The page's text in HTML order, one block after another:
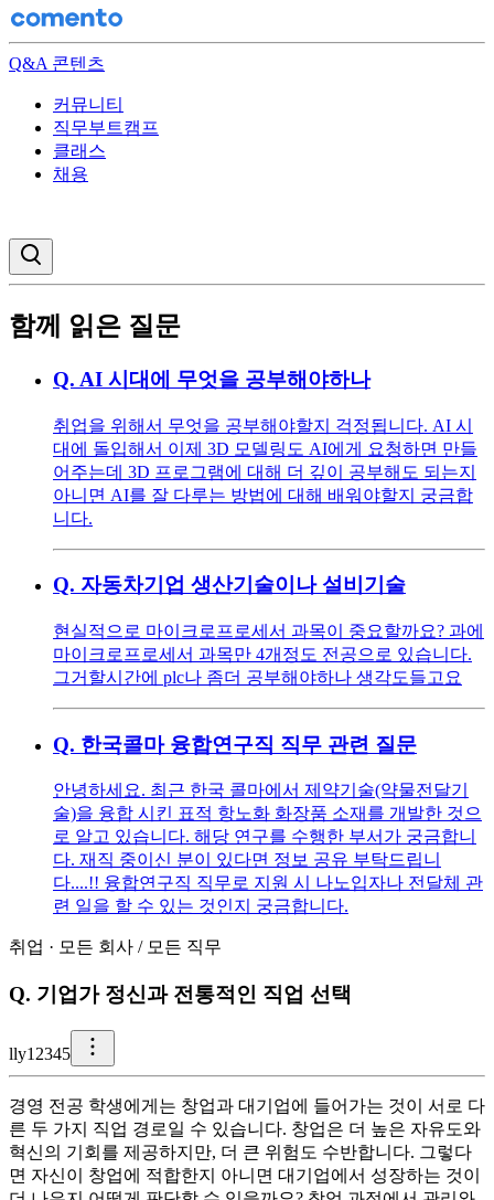
Q&A 콘텐츠
커뮤니티
직무부트캠프
클래스
채용
함께 읽은 질문
Q. AI 시대에 무엇을 공부해야하나
취업을 위해서 무엇을 공부해야할지 걱정됩니다. AI 시
대에 돌입해서 이제 3D 모델링도 AI에게 요청하면 만들
어주는데 3D 프로그램에 대해 더 깊이 공부해도 되는지
아니면 AI를 잘 다루는 방법에 대해 배워야할지 궁금합
니다.
Q. 자동차기업 생산기술이나 설비기술
현실적으로 마이크로프로세서 과목이 중요할까요? 과에
마이크로프로세서 과목만 4개정도 전공으로 있습니다.
그거할시간에 plc나 좀더 공부해야하나 생각도들고요
Q. 한국콜마 융합연구직 직무 관련 질문
안녕하세요. 최근 한국 콜마에서 제약기술(약물전달기
술)을 융합 시킨 표적 항노화 화장품 소재를 개발한 것으
로 알고 있습니다. 해당 연구를 수행한 부서가 궁금합니
다. 재직 중이신 분이 있다면 정보 공유 부탁드립니
다....!! 융합연구직 직무로 지원 시 나노입자나 전달체 관
련 일을 할 수 있는 것인지 궁금합니다.
취업 · 모든 회사 / 모든 직무
Q. 기업가 정신과 전통적인 직업 선택
lly12345
경영 전공 학생에게는 창업과 대기업에 들어가는 것이 서로 다
른 두 가지 직업 경로일 수 있습니다. 창업은 더 높은 자유도와
혁신의 기회를 제공하지만, 더 큰 위험도 수반합니다. 그렇다
면 자신이 창업에 적합한지 아니면 대기업에서 성장하는 것이